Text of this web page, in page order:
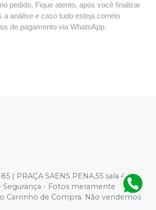
pedido. Fique atento, após você finalizar
a análise e caso tudo esteja correto
de pagamento via WhatsApp.
| PRAÇA SAENS PENA,55 sala 403 -
Segurança - Fotos meramente
Carrinho de Compra. Não vendemos